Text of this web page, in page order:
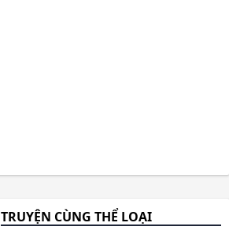
TRUYỆN CÙNG THỂ LOẠI